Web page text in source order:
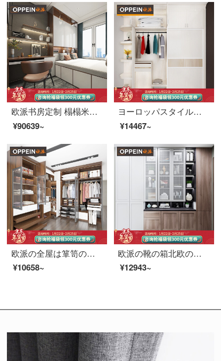
欧派书房定制 榻榻米床定制 现代简约书房书架书柜书桌储物柜 书房家具组合套装 套餐价
¥90639~
ヨーロッパスタイルの箪笥は全体的に小型の経済型の箪笥をカスタマイズして、障子を押してドアを開けて、寝室の家具を組み合わせて注文して作らせます。パリの春シリーズの単価は1899/平です。
¥14467~
欧派の全屋は箪笥のクローゼットをオーダーメードして開放式の箪笥に入ることを注文して、式のクローゼットの部屋の全体の洋服だんすの小さい部屋型の寝室を注文して、トラトを注文して1399元/㎡します。
¥10658~
欧派の靴の箱北欧の森の風格の入門は戸棚の玄関の戸棚に入って注文して戸棚のロッキーシリーズを仕切ります（投影面積によって価格を計算します）1699/㎡
¥12943~